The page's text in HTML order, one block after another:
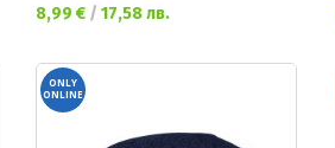
Текуща цена:
8,99 € / 17,58 лв.
ONLY
ONLINE